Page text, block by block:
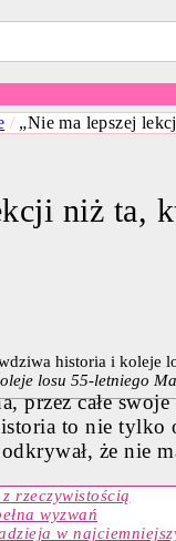
/ „Nie ma lepszej
niż ta,
losu 55-letniego
przez całe
to nie
że nie
rzeczywistością
wyzwań
w